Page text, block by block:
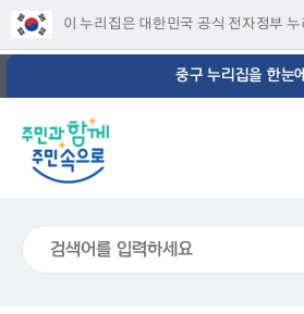
이 누리집은 대한민국 공식 전자정부 누
중구 누리집을 한눈